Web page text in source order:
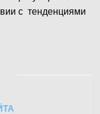
с тенденциями